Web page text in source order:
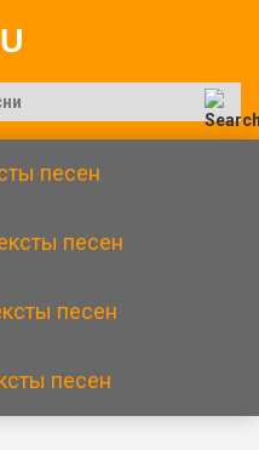
песен
песен
песен
песен